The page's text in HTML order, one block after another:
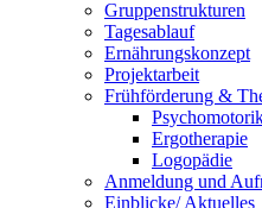
Gruppenstrukturen
Tagesablauf
Ernährungskonzept
Projektarbeit
Frühförderung &
Ergotherapie
Logopädie
Anmeldung und
Einblicke/ Aktuelles